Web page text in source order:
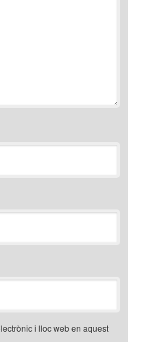
i lloc web en aquest